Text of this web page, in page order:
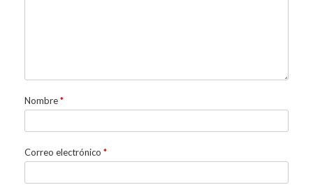
Nombre*
Correo electrónico *